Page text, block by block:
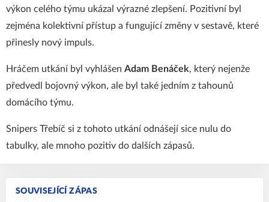
SOUVISEJÍCÍ ZÁPAS
výkon celého týmu ukázal výrazné zlepšení. Pozitivní byl
zejména kolektivní přístup a fungující změny v sestavě, které
přinesly nový impuls.
Hráčem utkání byl vyhlášen Adam Benáček, který nejenže
předvedl bojovný výkon, ale byl také jedním z tahounů
domácího týmu.
Snipers Třebíč si z tohoto utkání odnášejí sice nulu do
tabulky, ale mnoho pozitiv do dalších zápasů.